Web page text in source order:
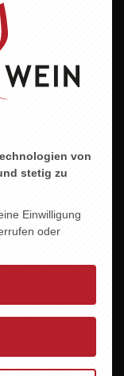
kultige
Thole)
unsere Gäste
Glas.
von
stetig zu
Einwilligung
oder